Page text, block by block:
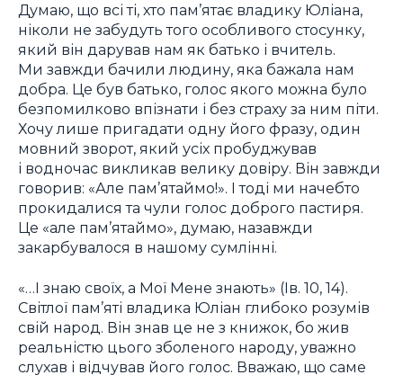
Думаю, що всі ті, хто пам’ятає владику Юліана,
ніколи не забудуть того особливого стосунку,
який він дарував нам як батько і вчитель.
Ми завжди бачили людину, яка бажала нам
добра. Це був батько, голос якого можна було
безпомилково впізнати і без страху за ним піти.
Хочу лише пригадати одну його фразу, один
мовний зворот, який усіх пробуджував
і водночас викликав велику довіру. Він завжди
говорив: «Але пам’ятаймо!». І тоді ми начебто
прокидалися та чули голос доброго пастиря.
Це «але пам’ятаймо», думаю, назавжди
закарбувалося в нашому сумлінні.
«…І знаю своїх, а Мої Мене знають» (Ів. 10, 14).
Світлої пам’яті владика Юліан глибоко розумів
свій народ. Він знав це не з книжок, бо жив
реальністю цього зболеного народу, уважно
слухав і відчував його голос. Вважаю, що саме